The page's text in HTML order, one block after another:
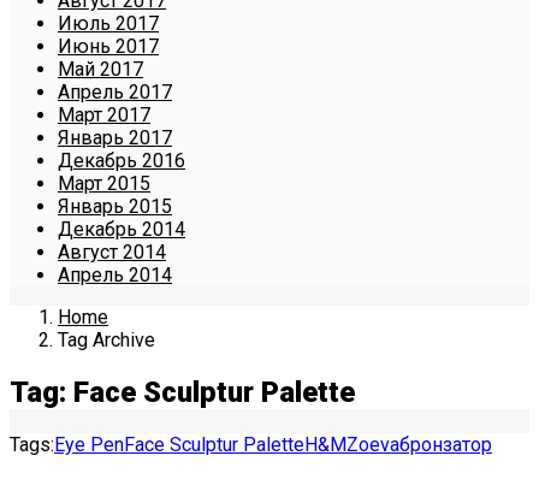
Июль 2017
Июнь 2017
Май 2017
Апрель 2017
Март 2017
Январь 2017
Декабрь 2016
Март 2015
Январь 2015
Декабрь 2014
Август 2014
Апрель 2014
Home
Tag Archive
Tag: Face Sculptur Palette
Tags:Eye PenFace Sculptur PaletteH&MZoevaбронзатор